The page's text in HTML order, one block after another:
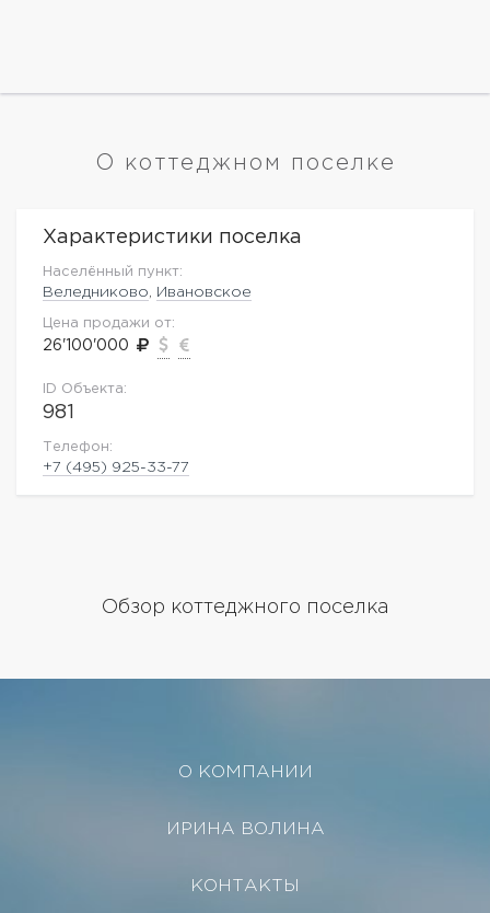
О коттеджном поселке
Характеристики поселка
Населённый пункт:
Веледниково Ивановское
Цена продажи от:
26'100'000
ID Объекта:
981
Телефон:
+7 (495) 925-33-77
Обзор коттеджного поселка
О КОМПАНИИ
ИРИНА ВОЛИНА
КОНТАКТЫ